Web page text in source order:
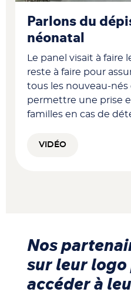
Parlons du
néonatal
Le panel visait à faire
reste à faire pour
tous les nouveau-nés
permettre une prise
familles en cas de
VIDÉO
Nos
sur leur logo
accéder à